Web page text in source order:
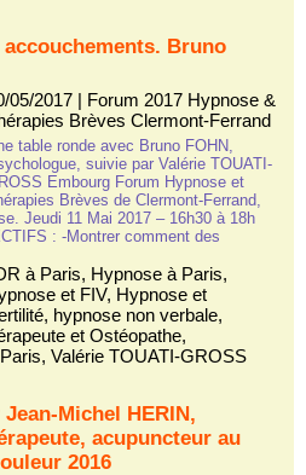
Bruno
05/2017| Forum 2017 Hypnose &
Brèves Clermont-Ferrand
table ronde avec Bruno FOHN,
suivie par Valérie TOUATI-
Embourg Forum Hypnose et
Brèves de Clermont-Ferrand,
Jeudi 11 Mai 2017 – 16h30 à 18h
: -Montrer comment des
à Paris, Hypnose à Paris,
et FIV, Hypnose et
, hypnose non verbale,
et Ostéopathe,
Paris, Valérie TOUATI-GROSS
Michel HERIN,
acupuncteur au
2016